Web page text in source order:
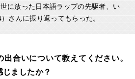
に放った日本語ラップの先駆者、い
さんに振り返ってもらった。
合いについて教えてください。
ましたか？